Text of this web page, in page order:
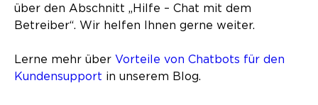
über den Abschnitt „Hilfe – Chat mit dem
Betreiber“. Wir helfen Ihnen gerne weiter.
Lerne mehr über Vorteile von Chatbots für den
Kundensupport in unserem Blog.